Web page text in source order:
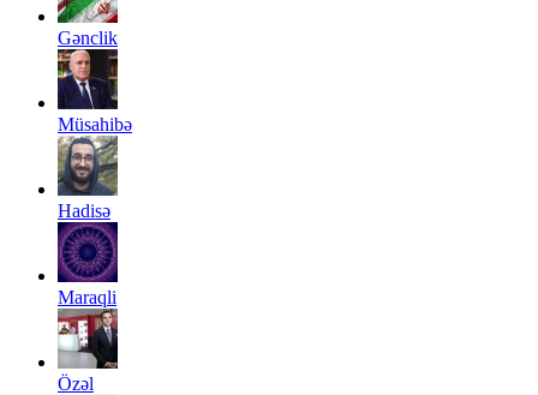
Gənclik
Müsahibə
Hadisə
Maraqli
Özəl